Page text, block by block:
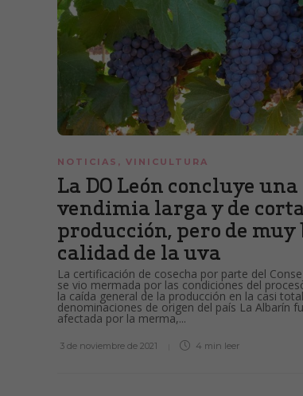
NOTICIAS , VINICULTURA
La DO León concluye una
vendimia larga y de
producción, pero de muy
calidad de la uva
La certificación de cosecha por parte del
se vio mermada por las condiciones del
la caída general de la producción en la casi
denominaciones de origen del país La Albarín
afectada por la merma,...
3 de noviembre de 2021 4 min leer